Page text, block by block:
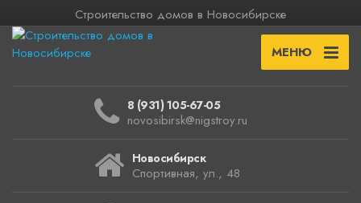
Строительство домов в Новосибирске
МЕНЮ
8 (931) 105-67-05
novosibirsk@nigstroy.ru
Новосибирск
Спортивная, ул., 48